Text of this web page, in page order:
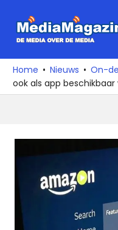
naar
media
over
de
Home Nieuws On-
ook als app beschikbaar